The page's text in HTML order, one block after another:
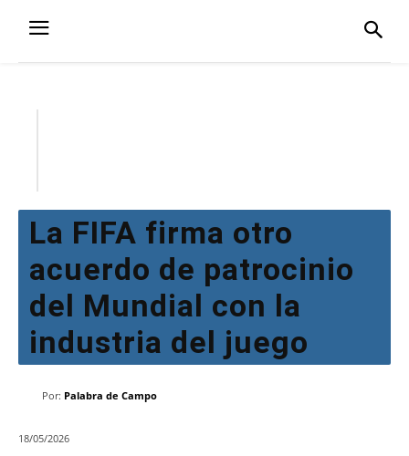
La FIFA firma otro
acuerdo de patrocinio
del Mundial con la
industria del juego
Por: Palabra de Campo
18/05/2026